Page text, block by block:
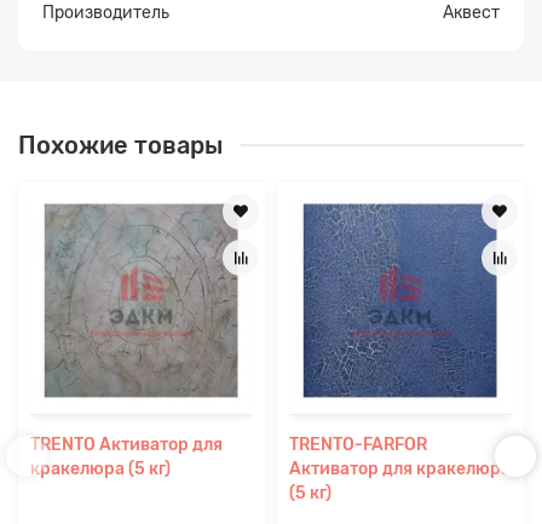
Производитель Аквест
Похожие товары
TRENTO Активатор для
кракелюра (5 кг)
TRENTO-FARFOR
Активатор для кракелюра
(5 кг)